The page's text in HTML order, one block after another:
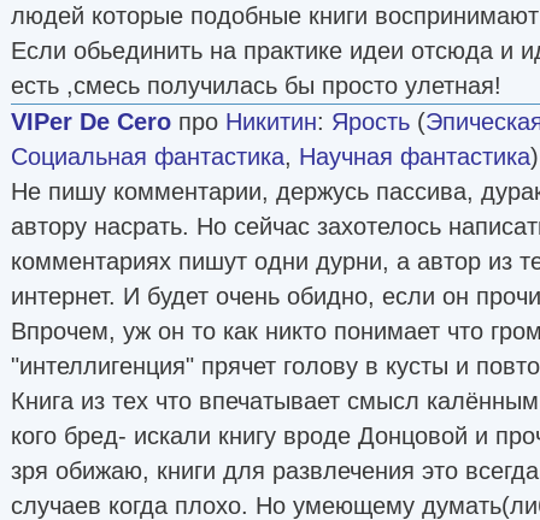
людей которые подобные книги
Если обьединить на практике идеи отсюда и
есть ,смесь получилась бы просто улетная!
VIPer De Cero про Никитин: Ярость (
Социальная фантастика, Научная фантастика
Не пишу комментарии, держусь пассива,
автору насрать. Но сейчас захотелось
комментариях пишут одни дурни, а автор из
интернет. И будет очень обидно, если он
Впрочем, уж он то как никто понимает что
"интеллигенция" прячет голову в кусты и
Книга из тех что впечатывает смысл
кого бред- искали книгу вроде Донцовой и
зря обижаю, книги для развлечения это
случаев когда плохо. Но умеющему